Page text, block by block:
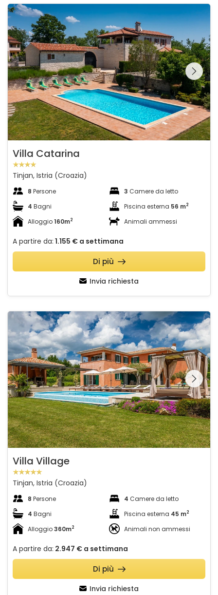
Villa Catarina
Guardate l'intera
galleria sulla
Villa Catarina
Tinjan, Istria (Croazia)
8 Persone 3 Camere da letto
4 Bagni Piscina esterna 56 m2
Alloggio160m2 Animali ammessi
A partire da: 1.155 € a settimana
Invia richiesta
Di più
Villa Village
Guardate l'intera
galleria sulla
Villa Village
Tinjan, Istria (Croazia)
8 Persone 4 Camere da letto
4 Bagni Piscina esterna 45 m2
Alloggio360m2 Animali non ammessi
A partire da: 2.947 € a settimana
Invia richiesta
Di più